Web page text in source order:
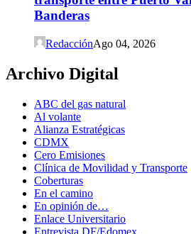
Banderas
RedacciónAgo 04, 2026
Archivo Digital
ABC del gas natural
Al volante
Alianza Estratégicas
CDMX
Cero Emisiones
Clínica de Movilidad y Transporte
Coberturas
En el camino
En opinión de…
Enlace Universitario